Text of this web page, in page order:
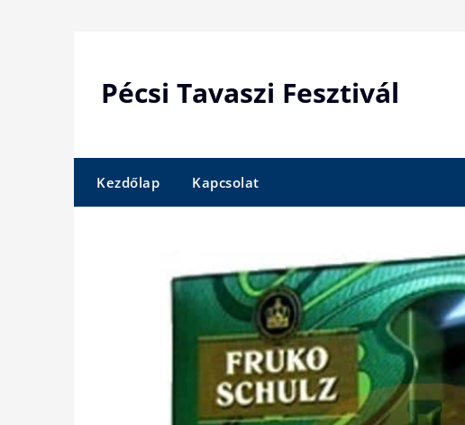
Pécsi Tavaszi Fesztivál
Kezdőlap Kapcsolat